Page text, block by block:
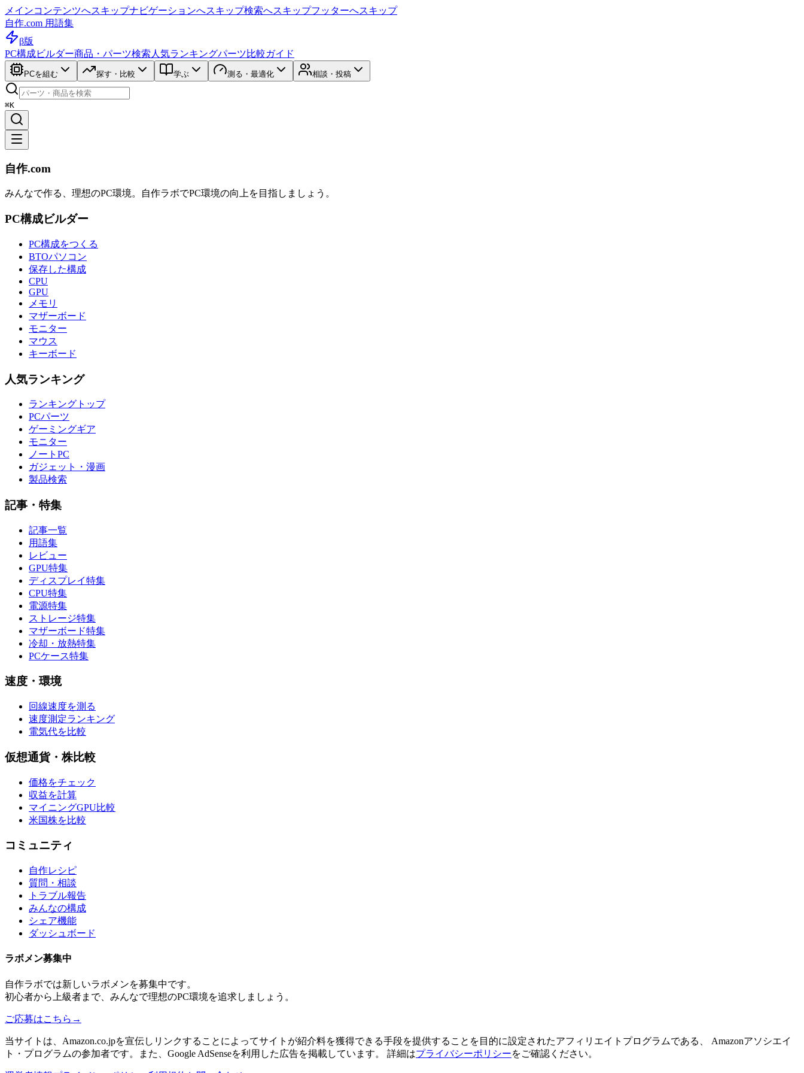
メインコンテンツへスキップナビゲーションへスキップ検索へスキップフッターへスキップ
自作.com 用語集
β版
PC構成ビルダー商品・パーツ検索 人気ランキングパーツ比較ガイド
PCを組む 探す・比較 学ぶ 測る・最適化 相談・投稿
⌘K
自作.com
みんなで作る、理想のPC環境。 自作ラボでPC環境の向上を目指しましょう。
PC構成ビルダー
PC構成をつくる
BTOパソコン
保存した構成
CPU
GPU
メモリ
マザーボード
モニター
マウス
キーボード
人気ランキング
ランキングトップ
PCパーツ
ゲーミングギア
モニター
ノートPC
ガジェット・漫画
製品検索
記事・特集
記事一覧
用語集
レビュー
GPU特集
ディスプレイ特集
CPU特集
電源特集
ストレージ特集
マザーボード特集
冷却・放熱特集
PCケース特集
速度・環境
回線速度を測る
速度測定ランキング
電気代を比較
仮想通貨・株比較
価格をチェック
収益を計算
マイニングGPU比較
米国株を比較
コミュニティ
自作レシピ
質問・相談
トラブル報告
みんなの構成
シェア機能
ダッシュボード
ラボメン募集中
自作ラボでは新しいラボメンを募集中です。
初心者から上級者まで、みんなで理想のPC環境を追求しましょう。
ご応募はこちら →
当サイトは、Amazon.co.jpを宣伝しリンクすることによってサイトが紹介料を獲得できる手段を提供することを目的に設定されたアフィリエイトプログラムである、 Amazonアソシエイ
ト・プログラムの参加者です。また、Google AdSenseを利用した広告を掲載しています。 詳細はプライバシーポリシーをご確認ください。